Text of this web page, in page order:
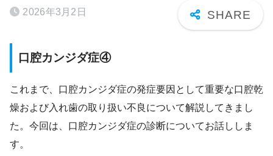
2026年3月2日
口腔カンジダ症④
これまで、口腔カンジダ症の発症要因として重要な口腔乾
燥および入れ歯の取り扱い不良について解説してきまし
た。今回は、口腔カンジダ症の診断についてお話ししま
す。